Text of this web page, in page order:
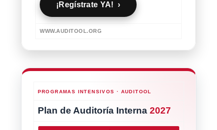
¡Regístrate YA! ›
WWW.AUDITOOL.ORG
PROGRAMAS INTENSIVOS · AUDITOOL
Plan de Auditoría Interna 2027